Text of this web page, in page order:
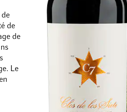
de
de
de
Le
Passer à la fin de la galerie